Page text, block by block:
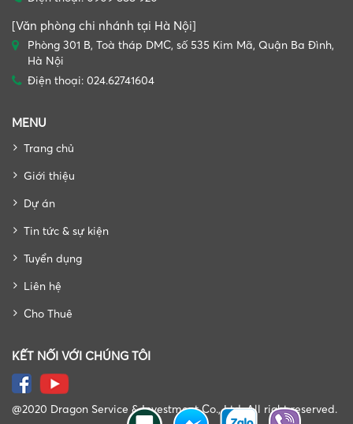
[Văn phòng chi nhánh tại Hà Nội]
Phòng 301 B, Toà tháp DMC, số 535 Kim Mã, Quận Ba Đình,
Hà Nội
Điện thoại: 024.62741604
MENU
Trang chủ
Giới thiệu
Dự án
Tin tức & sự kiện
Tuyển dụng
Liên hệ
Cho Thuê
KẾT NỐI VỚI CHÚNG TÔI
@2020 Dragon Service & Investment Co., Ltd. All right reserved.